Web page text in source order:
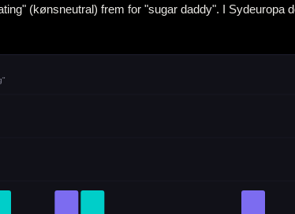
(kønsneutral) frem for "sugar daddy". I Sydeuropa